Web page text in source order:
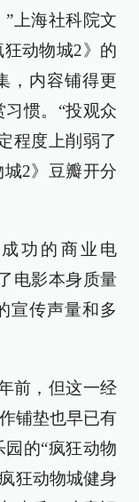
上海社科院文
动物城2》的
，内容铺得更
惯。“投观众
程度上削弱了
2》豆瓣开分
功的商业电
电影本身质量
宣传声量和多
前，但这一经
铺垫也早已有
的“疯狂动物
狂动物城健身